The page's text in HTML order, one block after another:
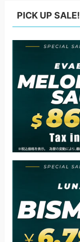
PICK UP SALE!